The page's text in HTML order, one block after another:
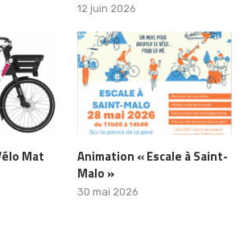
12 juin 2026
Mat
Animation « Escale à Saint-
Malo »
30 mai 2026